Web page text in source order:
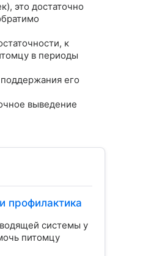
это достаточно
к
в периоды
его
выведение
профилактика
системы у
питомцу